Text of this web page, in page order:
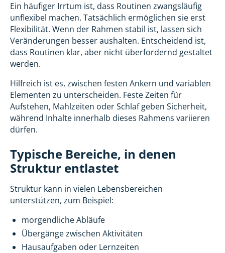
Ein häufiger Irrtum ist, dass Routinen zwangsläufig
unflexibel machen. Tatsächlich ermöglichen sie erst
Flexibilität. Wenn der Rahmen stabil ist, lassen sich
Veränderungen besser aushalten. Entscheidend ist,
dass Routinen klar, aber nicht überfordernd gestaltet
werden.
Hilfreich ist es, zwischen festen Ankern und variablen
Elementen zu unterscheiden. Feste Zeiten für
Aufstehen, Mahlzeiten oder Schlaf geben Sicherheit,
während Inhalte innerhalb dieses Rahmens variieren
dürfen.
Typische Bereiche, in denen
Struktur entlastet
Struktur kann in vielen Lebensbereichen
unterstützen, zum Beispiel:
morgendliche Abläufe
Übergänge zwischen Aktivitäten
Hausaufgaben oder Lernzeiten